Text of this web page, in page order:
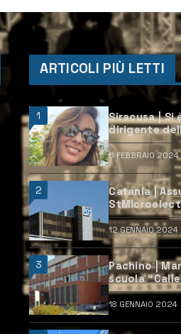
ARTICOLI PIÙ LETTI
1
Siracusa | Si
dirigente
6 FEBBRAIO 2024
2
Catania |
aperte e
12 GENNAIO 2024
3
Pachino |
scuola
candidarsi
18 GENNAIO 2024